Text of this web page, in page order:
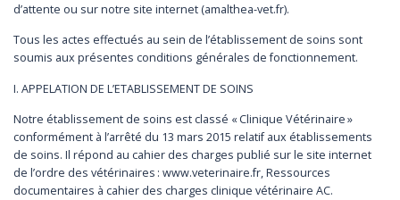
d’attente ou sur notre site internet (amalthea-vet.fr).
Tous les actes effectués au sein de l’établissement de soins sont
soumis aux présentes conditions générales de fonctionnement.
I. APPELATION DE L’ETABLISSEMENT DE SOINS
Notre établissement de soins est classé « Clinique Vétérinaire »
conformément à l’arrêté du 13 mars 2015 relatif aux établissements
de soins. Il répond au cahier des charges publié sur le site internet
de l’ordre des vétérinaires : www.veterinaire.fr, Ressources
documentaires à cahier des charges clinique vétérinaire AC.